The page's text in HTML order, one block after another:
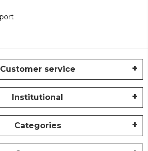
Customer service
Institutional
Categories